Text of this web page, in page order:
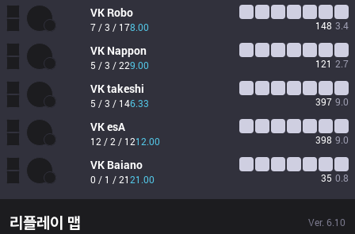
VK Robo
7 / 3 / 178.00 148 3.4
VK Nappon
5 / 3 / 229.00 121 2.7
VKtakeshi
5 / 3 / 146.33 397 9.0
VKesA
12 / 2 / 1212.00 398 9.0
VK Baiano
0 / 1 / 2121.00 35 0.8
리플레이 맵 Ver. 6.10